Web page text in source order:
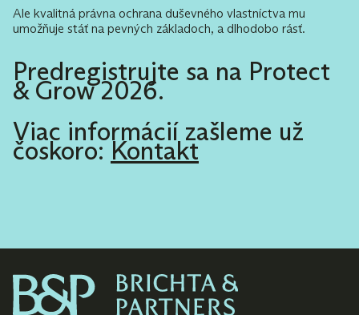
Ale kvalitná právna ochrana duševného vlastníctva mu
umožňuje stáť na pevných základoch, a dlhodobo rásť.
Predregistrujte sa na Protect
& Grow 2026.
Viac informácií zašleme už
čoskoro:Kontakt